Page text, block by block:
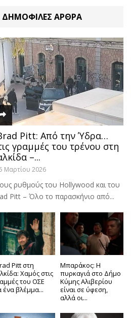
ΔΗΜΟΦΙΛΈΣ ΆΡΘΡΑ
Pitt: Από την Ύδρα…
γραμμές του τρένου στη
–...
Μαρτίου 2026
ρυθμούς του Hollywood και του
Pitt – Όλο το παρασκήνιο από...
Pitt στη
Χαμός στις
του ΟΣΕ
ένα βλέμμα...
Μπαράκος: Η
πυρκαγιά στο Δήμο
Κύμης Αλιβερίου
είναι σε ύφεση,
αλλά οι...